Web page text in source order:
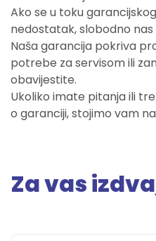
Ako se u toku
nedostatak, slobodno
Naša garancija pokriva
potrebe za servisom ili
obavijestite.
Ukoliko imate pitanja ili
o garanciji, stojimo vam
Za vas